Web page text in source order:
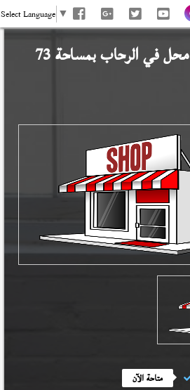
Select Language ▼
محل فيالرحاب بمساحة 73
متاحة الآن